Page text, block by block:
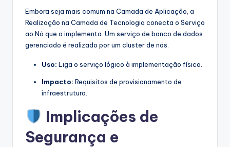
Embora seja mais comum na Camada de Aplicação, a
Realização na Camada de Tecnologia conecta o Serviço
ao Nó que o implementa. Um serviço de banco de dados
gerenciado é realizado por um cluster de nós.
Uso: Liga o serviço lógico à implementação física.
Impacto: Requisitos de provisionamento de
infraestrutura.
Implicações de
Segurança e